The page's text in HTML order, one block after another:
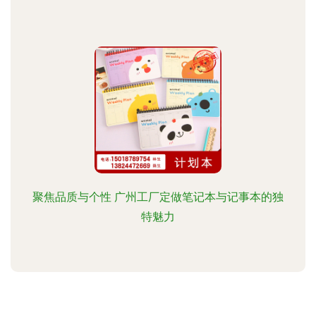
聚焦品质与个性 广州工厂定做笔记本与记事本的独
特魅力